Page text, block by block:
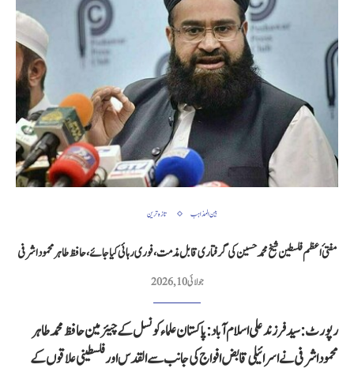
بین المذاہب تازہ ترین
مفتیٔ اعظم فلسطین شیخ محمد حسین کی گرفتاری قابل مذمت، فوری رہائی کیا جائے، حافظ طاہر محمود اشرفی
جولائی 10, 2026
رپورٹ: سید فرزند علی اسلام آباد: پاکستان علماء کونسل کے چیئرمین حافظ محمد طاہر
محمود اشرفی نے اسرائیلی قابض افواج کی جانب سے القدس اور فلسطینی علاقوں کے